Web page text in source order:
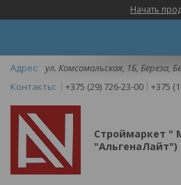
Начать
ул. Комсомольская, 1Б, Береза,
+375 (29) 726-23-00
+375
Строймаркет "
"АльгенаЛайт")